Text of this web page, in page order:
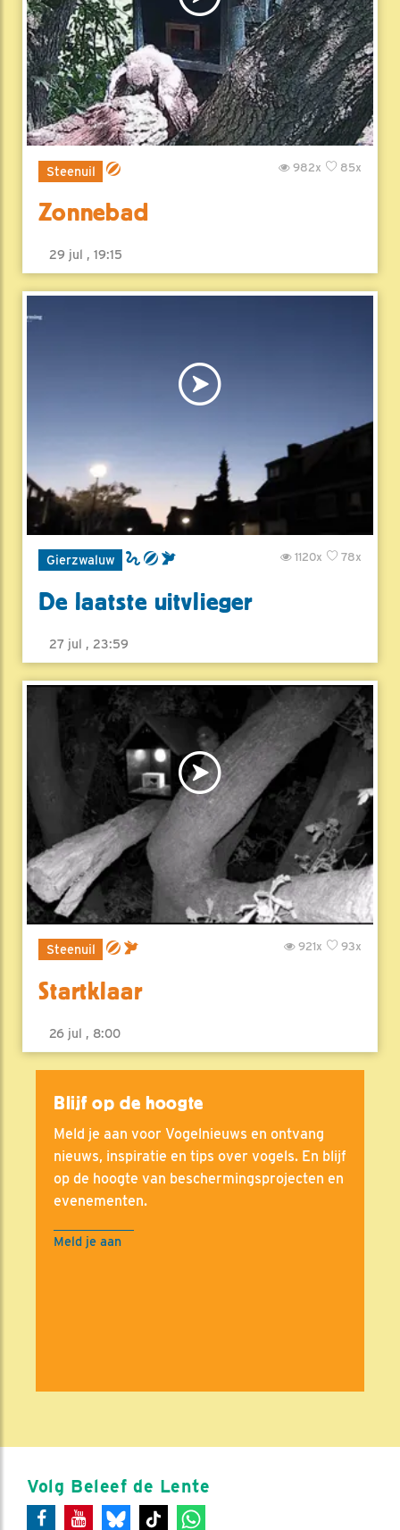
Steenuil 85x
982x
Zonnebad
29 jul , 19:15
Gierzwaluw 78x
1120x
De laatste uitvlieger
27 jul , 23:59
Steenuil 93x
921x
Startklaar
26 jul , 8:00
Blijf op de hoogte
Meld je aan voor Vogelnieuws en ontvang
nieuws, inspiratie en tips over vogels. En blijf
op de hoogte van beschermingsprojecten en
evenementen.
Meld je aan
Volg Beleef de Lente